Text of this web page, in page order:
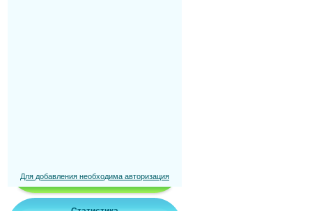
Для добавления необходима авторизация